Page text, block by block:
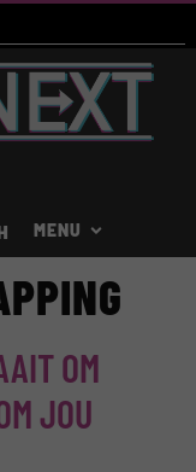
OM
JOU